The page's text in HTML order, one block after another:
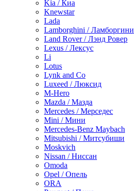
Kia / Киа
Knewstar
Lada
Lamborghini / Ламборгини
Land Rover / Лэнд Ровер
Lexus / Лексус
Li
Lotus
Lynk and Co
Luxeed / Люксид
M-Hero
Mazda / Мазда
Mercedes / Мерседес
Mini / Мини
Mercedes-Benz Maybach
Mitsubishi / Митсубиши
Moskvich
Nissan / Ниссан
Omoda
Opel / Опель
ORA